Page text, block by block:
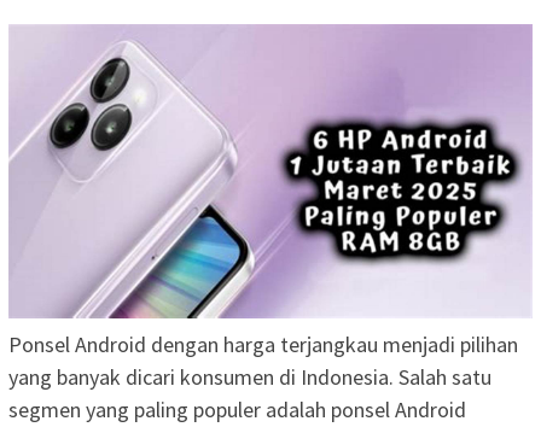
Ponsel Android dengan harga terjangkau menjadi pilihan
yang banyak dicari konsumen di Indonesia. Salah satu
segmen yang paling populer adalah ponsel Android